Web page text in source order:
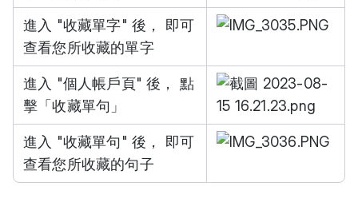
進入 "收藏單字" 後， 即可
查看您所收藏的單字
進入 "個人帳戶頁" 後， 點
擊「收藏單句」
進入 "收藏單句" 後， 即可
查看您所收藏的句子